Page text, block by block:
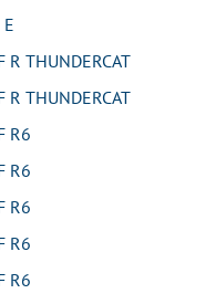
THUNDERCAT
THUNDERCAT
R6
R6
R6
R6
R6